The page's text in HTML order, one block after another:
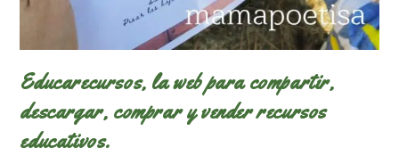
Educarecursos, la web para compartir,
descargar, comprar y vender recursos
educativos.